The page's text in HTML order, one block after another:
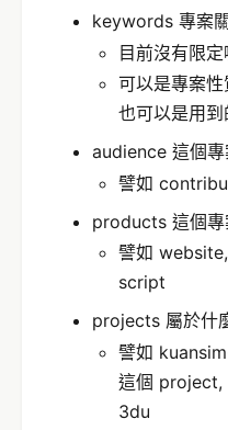
keywords 專案
目前沒有限
可以是專案性
也可以是用到
audience 這個專
譬如
products 這個專
譬如
script
projects 屬於什
譬如
這個
3du